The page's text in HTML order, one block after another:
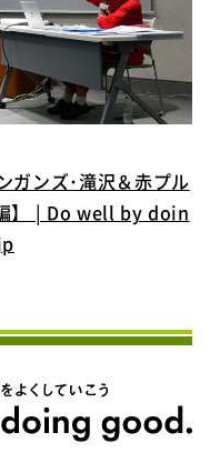
ガンズ･滝沢＆赤プル
】 | Do well by doin